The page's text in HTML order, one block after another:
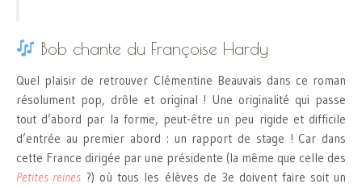
Bob chante du Françoise Hardy
Quel plaisir de retrouver Clémentine Beauvais dans ce roman
résolument pop, drôle et original ! Une originalité qui passe
tout d’abord par la forme, peut-être un peu rigide et difficile
d’entrée au premier abord : un rapport de stage ! Car dans
cette France dirigée par une présidente (la même que celle des
Petites reines ?) où tous les élèves de 3e doivent faire soit un